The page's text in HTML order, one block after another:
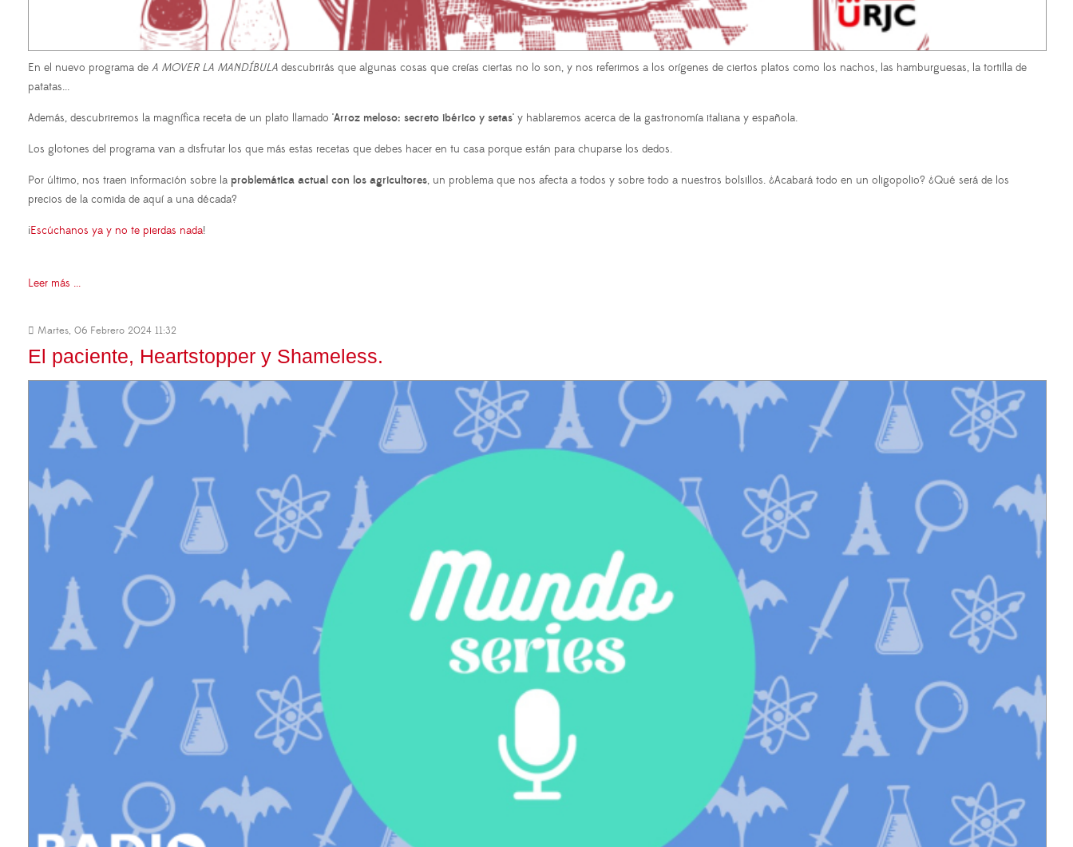
En el nuevo programa de A MOVER LA MANDÍBULA descubrirás que algunas cosas que creías ciertas no lo son, y nos referimos a los orígenes de ciertos platos como los nachos, las hamburguesas, la tortilla de
patatas...
Además, descubriremos la magnífica receta de un plato llamado 'Arroz meloso: secreto ibérico y setas' y hablaremos acerca de la gastronomía italiana y española.
Los glotones del programa van a disfrutar los que más estas recetas que debes hacer en tu casa porque están para chuparse los dedos.
Por último, nos traen información sobre la problemática actual con los agricultores, un problema que nos afecta a todos y sobre todo a nuestros bolsillos. ¿Acabará todo en un oligopolio? ¿Qué será de los
precios de la comida de aquí a una década?
¡Escúchanos ya y no te pierdas nada!
Leer más ...
Martes, 06 Febrero 2024 11:32
El paciente, Heartstopper y Shameless.